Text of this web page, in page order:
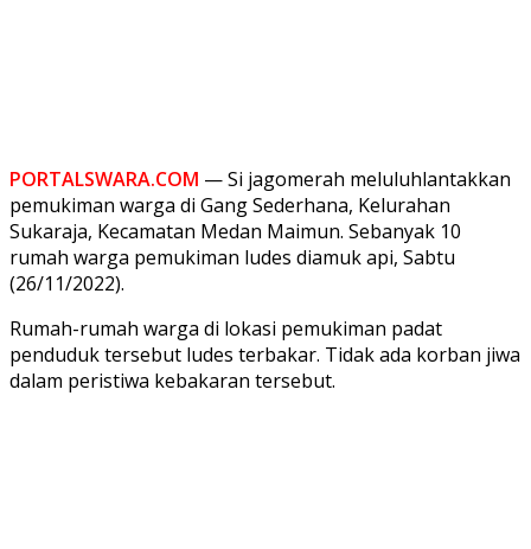
PORTALSWARA.COM — Si jagomerah meluluhlantakkan
pemukiman warga di Gang Sederhana, Kelurahan
Sukaraja, Kecamatan Medan Maimun. Sebanyak 10
rumah warga pemukiman ludes diamuk api, Sabtu
(26/11/2022).
Rumah-rumah warga di lokasi pemukiman padat
penduduk tersebut ludes terbakar. Tidak ada korban jiwa
dalam peristiwa kebakaran tersebut.